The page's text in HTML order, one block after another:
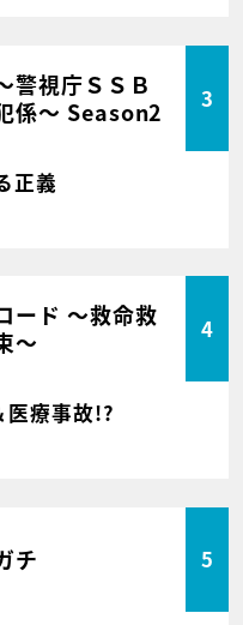
警視庁ＳＳＢ
係～ Season2
3
正義
ード ～救命救
～
4
療事故!?
チ 5